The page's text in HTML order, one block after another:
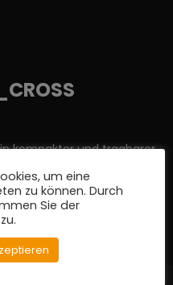
kompakter und tragbarer
sowohl HDMI- als auch
um eine
zu können. Durch
Sie der